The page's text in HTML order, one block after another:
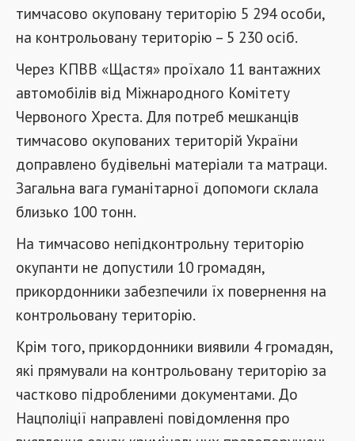
тимчасово окуповану територію 5 294 особи,
на контрольовану територію – 5 230 осіб.
Через КПВВ «Щастя» проїхало 11 вантажних
автомобілів від Міжнародного Комітету
Червоного Хреста. Для потреб мешканців
тимчасово окупованих територій України
доправлено будівельні матеріали та матраци.
Загальна вага гуманітарної допомоги склала
близько 100 тонн.
На тимчасово непідконтрольну територію
окупанти не допустили 10 громадян,
прикордонники забезпечили їх повернення на
контрольовану територію.
Крім того, прикордонники виявили 4 громадян,
які прямували на контрольовану територію за
частково підробленими документами. До
Нацполіції направлені повідомлення про